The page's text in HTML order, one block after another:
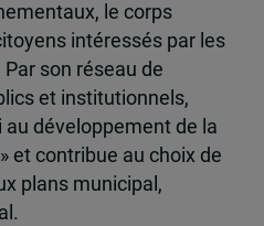
le corps
intéressés par les
son réseau de
et institutionnels,
au développement de la
et contribue au choix de
plans municipal,